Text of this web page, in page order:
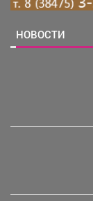
НОВОСТИ